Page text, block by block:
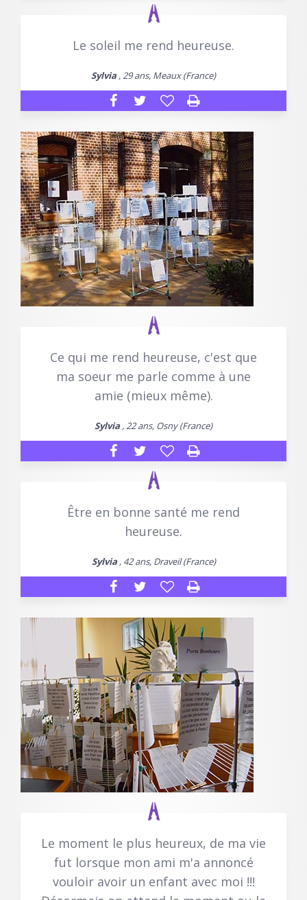
Le soleil me rend heureuse.
Sylvia , 29 ans, Meaux (France)
Ce qui me rend heureuse, c'est que
ma soeur me parle comme à une
amie (mieux même).
Sylvia , 22 ans, Osny (France)
Être en bonne santé me rend
heureuse.
Sylvia, 42 ans, Draveil (France)
Le moment le plus heureux, de ma vie
fut lorsque mon ami m'a annoncé
vouloir avoir un enfant avec moi !!!